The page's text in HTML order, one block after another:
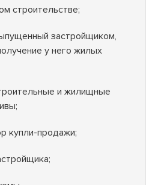
строительстве;
застройщиком,
у него жилых
и жилищные
купли-продажи;